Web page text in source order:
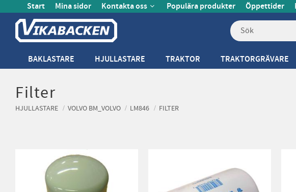
Start Mina sidor Kontakta oss Populära produkter Öppettider
BAKLASTARE HJULLASTARE TRAKTOR TRAKTORGRÄVARE
Filter
HJULLASTARE VOLVO BM_VOLVO LM846 FILTER